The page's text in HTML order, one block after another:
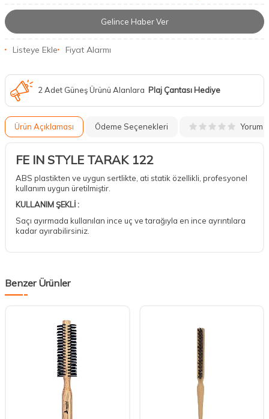
Gelince Haber Ver
Listeye Ekle Fiyat Alarmı
2 Adet Güneş Ürünü Alanlara Plaj Çantası Hediye
Ürün Açıklaması Ödeme Seçenekleri Yorum
FE IN STYLE TARAK 122
ABS plastikten ve uygun sertlikte, ati statik özellikli, profesyonel
kullanım uygun üretilmiştir.
KULLANIM ŞEKLİ :
Saçı ayırmada kullanılan ince uç ve tarağıyla en ince ayrıntılara
kadar ayırabilirsiniz.
Benzer Ürünler